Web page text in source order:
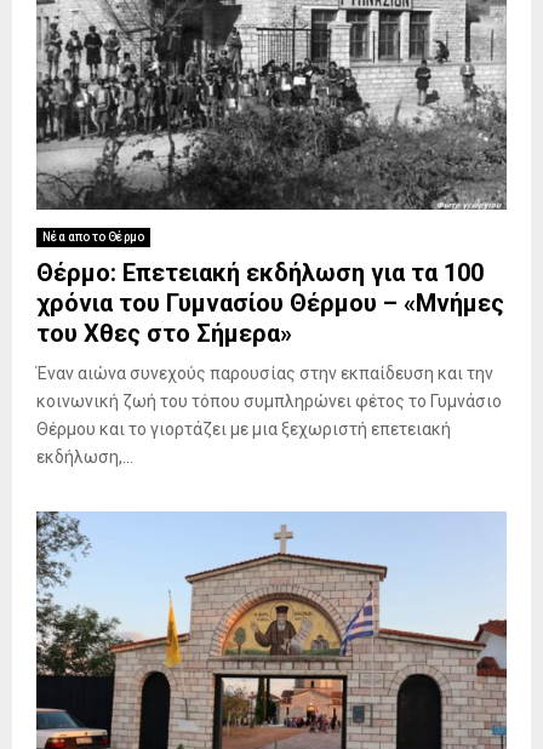
Νέα απο το Θέρμο
Θέρμο: Επετειακή εκδήλωση για τα 100
χρόνια του Γυμνασίου Θέρμου – «Μνήμες
του Χθες στο Σήμερα»
Έναν αιώνα συνεχούς παρουσίας στην εκπαίδευση και την
κοινωνική ζωή του τόπου συμπληρώνει φέτος το Γυμνάσιο
Θέρμου και το γιορτάζει με μια ξεχωριστή επετειακή
εκδήλωση,...